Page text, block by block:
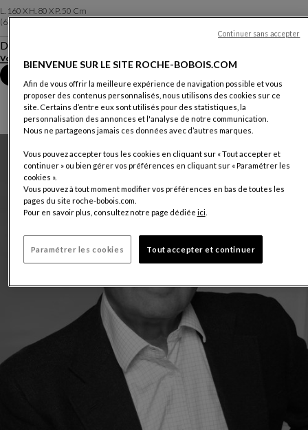
L. 160 X H. 80 X P. 50 Cm
(62.99"l X 31.50"h X 19.68"p)
Description
Voir plus
BIENVENUE SUR LE SITE ROCHE-BOBOIS.COM
Afin de vous offrir la meilleure expérience de navigation possible et vous
proposer des contenus personnalisés, nous utilisons des cookies sur ce
site. Certains d’entre eux sont utilisés pour des statistiques, la
personnalisation des annonces et l'analyse de notre communication.
Nous ne partageons jamais ces données avec d’autres marques.
Vous pouvez accepter tous les cookies en cliquant sur « Tout accepter et
continuer » ou bien gérer vos préférences en cliquant sur « Paramétrer les
cookies ».
Vous pouvez à tout moment modifier vos préférences en bas de toutes les
pages du site roche-bobois.com.
Pour en savoir plus, consultez notre page dédiée ici.
Paramétrer les cookies Tout accepter et continuer
Continuer sans accepter